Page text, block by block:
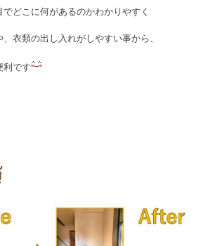
どこに何があるのかわかりやすく
衣類の出し入れがしやすい事から、
利です